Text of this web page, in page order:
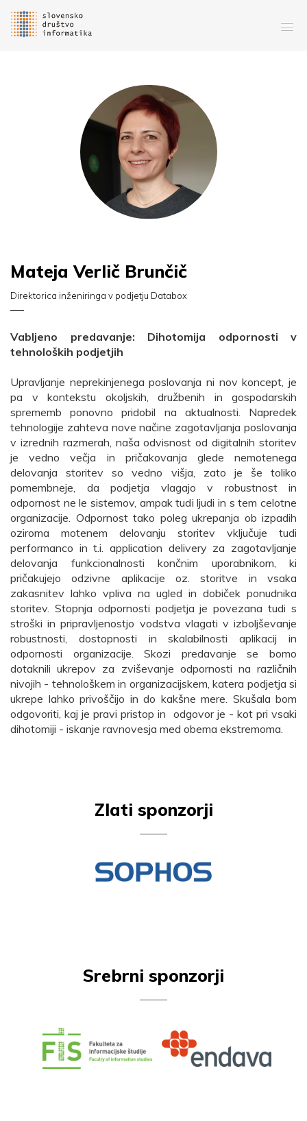
Mateja Verlič Brunčič
Direktorica inženiringa v podjetju Databox
Vabljeno predavanje: Dihotomija odpornosti v
tehnoloških podjetjih
Upravljanje neprekinjenega poslovanja ni nov koncept, je
pa v kontekstu okoljskih, družbenih in gospodarskih
sprememb ponovno pridobil na aktualnosti. Napredek
tehnologije zahteva nove načine zagotavljanja poslovanja
v izrednih razmerah, naša odvisnost od digitalnih storitev
je vedno večja in pričakovanja glede nemotenega
delovanja storitev so vedno višja, zato je še toliko
pomembneje, da podjetja vlagajo v robustnost in
odpornost ne le sistemov, ampak tudi ljudi in s tem celotne
organizacije. Odpornost tako poleg ukrepanja ob izpadih
oziroma motenem delovanju storitev vključuje tudi
performanco in t.i. application delivery za zagotavljanje
delovanja funkcionalnosti končnim uporabnikom, ki
pričakujejo odzivne aplikacije oz. storitve in vsaka
zakasnitev lahko vpliva na ugled in dobiček ponudnika
storitev. Stopnja odpornosti podjetja je povezana tudi s
stroški in pripravljenostjo vodstva vlagati v izboljševanje
robustnosti, dostopnosti in skalabilnosti aplikacij in
odpornosti organizacije. Skozi predavanje se bomo
dotaknili ukrepov za zviševanje odpornosti na različnih
nivojih - tehnološkem in organizacijskem, katera podjetja si
ukrepe lahko privoščijo in do kakšne mere. Skušala bom
odgovoriti, kaj je pravi pristop in odgovor je - kot pri vsaki
dihotomiji - iskanje ravnovesja med obema ekstremoma.
Zlati sponzorji
Srebrni sponzorji